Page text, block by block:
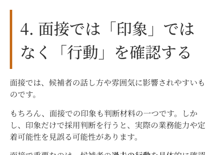
4. 面接では「印象」では
なく「行動」を確認する
面接では、候補者の話し方や雰囲気に影響されやすいも
のです。
もちろん、面接での印象も判断材料の一つです。しか
し、印象だけで採用判断を行うと、実際の業務能力や定
着可能性を見誤る可能性があります。